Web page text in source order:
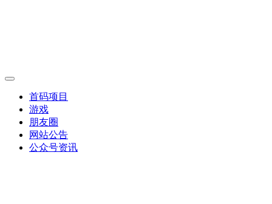
首码项目
游戏
朋友圈
网站公告
公众号资讯